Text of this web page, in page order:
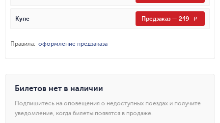
Купе Предзаказ — 249 R
Правила: оформление предзаказа
Билетов нет в наличии
Подпишитесь на оповещения о недоступных поездах и получите
уведомление, когда билеты появятся в продаже.